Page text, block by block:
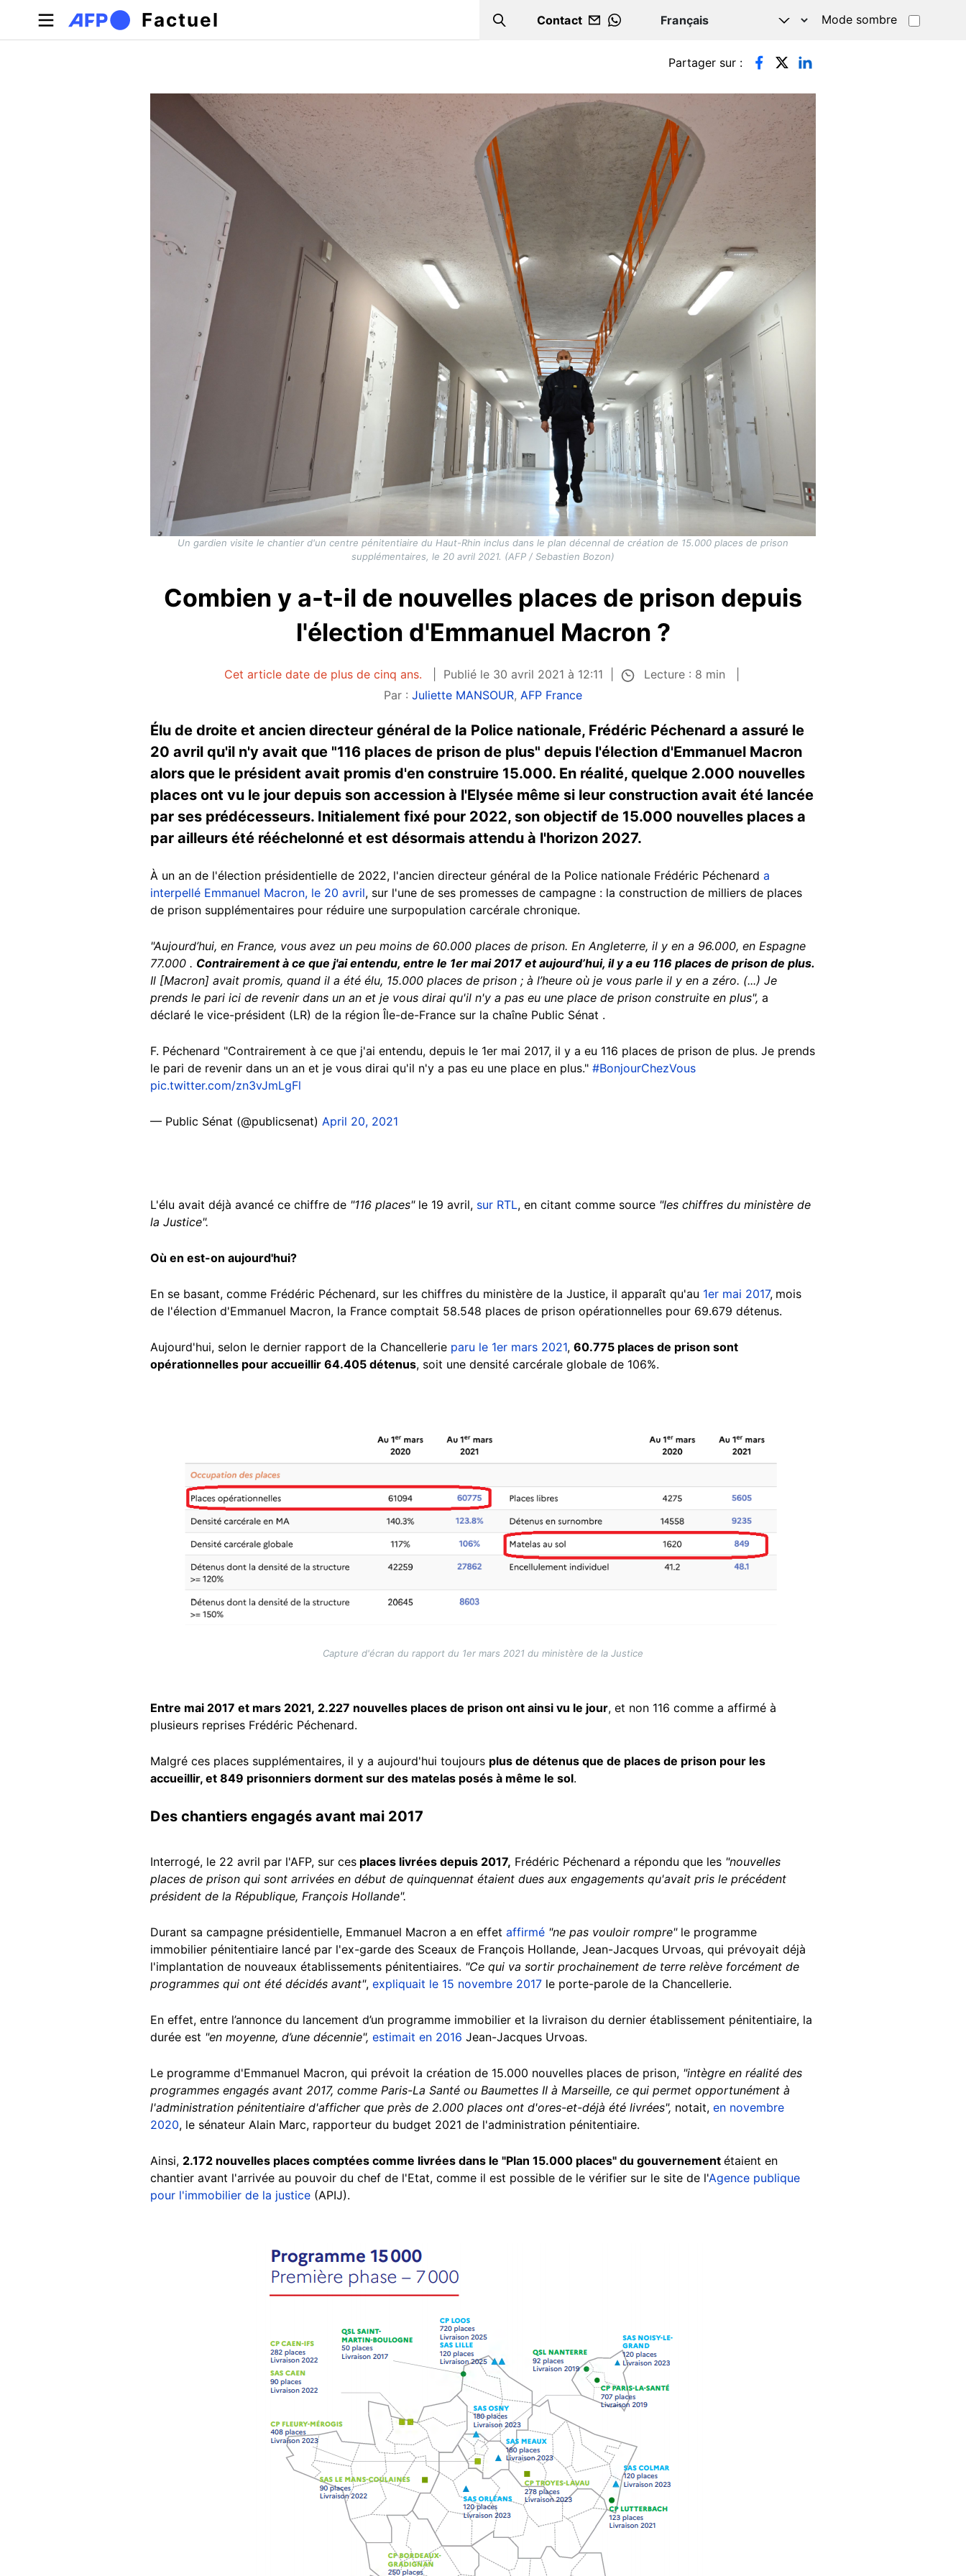
Aller au contenu principal
Factuel Search
Contact
WHATSAPP
Mode sombre
Onglets principaux Partager sur :
Un gardien visite le chantier d'un centre pénitentiaire du Haut-Rhin inclus dans le plan décennal de création de 15.000 places de prison
supplémentaires, le 20 avril 2021. (AFP / Sebastien Bozon)
Combien y a-t-il de nouvelles places de prison depuis
l'élection d'Emmanuel Macron ?
Cet article date de plus de cinq ans. Publié le 30 avril 2021 à 12:11
Lecture : 8 min
Par : Juliette MANSOUR, AFP France
Élu de droite et ancien directeur général de la Police nationale, Frédéric Péchenard a assuré le
20 avril qu'il n'y avait que "116 places de prison de plus" depuis l'élection d'Emmanuel Macron
alors que le président avait promis d'en construire 15.000. En réalité, quelque 2.000 nouvelles
places ont vu le jour depuis son accession à l'Elysée même si leur construction avait été lancée
par ses prédécesseurs. Initialement fixé pour 2022, son objectif de 15.000 nouvelles places a
par ailleurs été rééchelonné et est désormais attendu à l'horizon 2027.
À un an de l'élection présidentielle de 2022, l'ancien directeur général de la Police nationale Frédéric Péchenard a
interpellé Emmanuel Macron, le 20 avril, sur l'une de ses promesses de campagne : la construction de milliers de places
de prison supplémentaires pour réduire une surpopulation carcérale chronique.
"Aujourd’hui, en France, vous avez un peu moins de 60.000 places de prison. En Angleterre, il y en a 96.000, en Espagne
77.000 . Contrairement à ce que j'ai entendu, entre le 1er mai 2017 et aujourd’hui, il y a eu 116 places de prison de plus.
Il [Macron] avait promis, quand il a été élu, 15.000 places de prison ; à l’heure où je vous parle il y en a zéro. (...) Je
prends le pari ici de revenir dans un an et je vous dirai qu'il n'y a pas eu une place de prison construite en plus", a
déclaré le vice-président (LR) de la région Île-de-France sur la chaîne Public Sénat .
F. Péchenard "Contrairement à ce que j'ai entendu, depuis le 1er mai 2017, il y a eu 116 places de prison de plus. Je prends
le pari de revenir dans un an et je vous dirai qu'il n'y a pas eu une place en plus." #BonjourChezVous
pic.twitter.com/zn3vJmLgFl
— Public Sénat (@publicsenat) April 20, 2021
L'élu avait déjà avancé ce chiffre de "116 places"le 19 avril, sur RTL, en citant comme source "les chiffres du ministère de
la Justice".
Où en est-on aujourd'hui?
En se basant, comme Frédéric Péchenard, sur les chiffres du ministère de la Justice, il apparaît qu'au 1er mai 2017, mois
de l'élection d'Emmanuel Macron, la France comptait 58.548 places de prison opérationnelles pour 69.679 détenus.
Aujourd'hui, selon le dernier rapport de la Chancellerie paru le 1er mars 2021, 60.775 places de prison sont
opérationnelles pour accueillir 64.405 détenus, soit une densité carcérale globale de 106%.
Capture d'écran du rapport du 1er mars 2021 du ministère de la Justice
Entre mai 2017 et mars 2021, 2.227 nouvelles places de prison ont ainsi vu le jour, et non 116 comme a affirmé à
plusieurs reprises Frédéric Péchenard.
Malgré ces places supplémentaires, il y a aujourd'hui toujours plus de détenus que de places de prison pour les
accueillir, et 849 prisonniers dorment sur des matelas posés à même le sol.
Des chantiers engagés avant mai 2017
Interrogé, le 22 avril par l'AFP, sur ces places livrées depuis 2017, Frédéric Péchenard a répondu que les "nouvelles
places de prison qui sont arrivées en début de quinquennat étaient dues aux engagements qu'avait pris le précédent
président de la République, François Hollande".
Durant sa campagne présidentielle, Emmanuel Macron a en effet affirmé "ne pas vouloir rompre"le programme
immobilier pénitentiaire lancé par l'ex-garde des Sceaux de François Hollande, Jean-Jacques Urvoas, qui prévoyait déjà
l'implantation de nouveaux établissements pénitentiaires. "Ce qui va sortir prochainement de terre relève forcément de
programmes qui ont été décidés avant", expliquait le 15 novembre 2017 le porte-parole de la Chancellerie.
En effet, entre l’annonce du lancement d’un programme immobilier et la livraison du dernier établissement pénitentiaire, la
durée est "en moyenne, d’une décennie", estimait en 2016 Jean-Jacques Urvoas.
Le programme d'Emmanuel Macron, qui prévoit la création de 15.000 nouvelles places de prison, "intègre en réalité des
programmes engagés avant 2017, comme Paris-La Santé ou Baumettes II à Marseille, ce qui permet opportunément à
l'administration pénitentiaire d'afficher que près de 2.000 places ont d'ores-et-déjà été livrées", notait, en novembre
2020, le sénateur Alain Marc, rapporteur du budget 2021 de l'administration pénitentiaire.
Ainsi, 2.172 nouvelles places comptées comme livrées dans le "Plan 15.000 places" du gouvernement étaient en
chantier avant l'arrivée au pouvoir du chef de l'Etat, comme il est possible de le vérifier sur le site de l'Agence publique
pour l'immobilier de la justice (APIJ).